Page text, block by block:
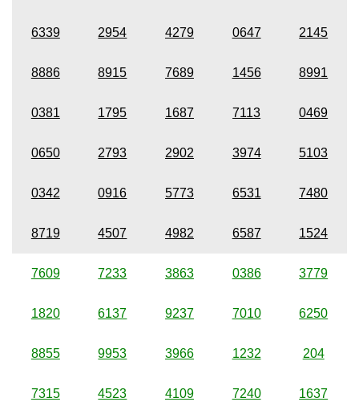
6339 2954 4279 0647 2145
8886 8915 7689 1456 8991
0381 1795 1687 7113 0469
0650 2793 2902 3974 5103
0342 0916 5773 6531 7480
8719 4507 4982 6587 1524
7609 7233 3863 0386 3779
1820 6137 9237 7010 6250
8855 9953 3966 1232 204
7315 4523 4109 7240 1637